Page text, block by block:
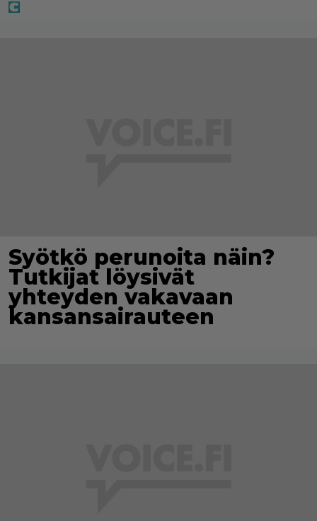
Syötkö perunoita näin?
Tutkijat löysivät
yhteyden vakavaan
kansansairauteen